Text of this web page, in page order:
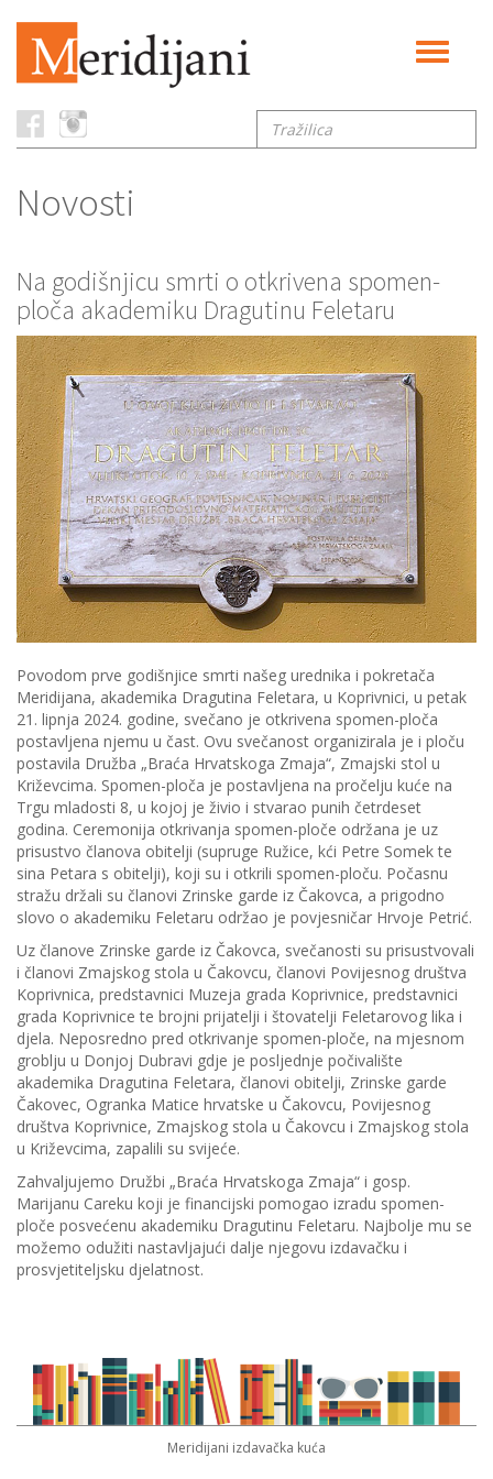
Toggle
Tražilica
Novosti
Na godišnjicu smrti o otkrivena spomen-
ploča akademiku Dragutinu Feletaru
Povodom prve godišnjice smrti našeg urednika i pokretača
Meridijana, akademika Dragutina Feletara, u Koprivnici, u petak
21. lipnja 2024. godine, svečano je otkrivena spomen-ploča
postavljena njemu u čast. Ovu svečanost organizirala je i ploču
postavila Družba „Braća Hrvatskoga Zmaja“, Zmajski stol u
Križevcima. Spomen-ploča je postavljena na pročelju kuće na
Trgu mladosti 8, u kojoj je živio i stvarao punih četrdeset
godina. Ceremonija otkrivanja spomen-ploče održana je uz
prisustvo članova obitelji (supruge Ružice, kći Petre Somek te
sina Petara s obitelji), koji su i otkrili spomen-ploču. Počasnu
stražu držali su članovi Zrinske garde iz Čakovca, a prigodno
slovo o akademiku Feletaru održao je povjesničar Hrvoje Petrić.
Uz članove Zrinske garde iz Čakovca, svečanosti su prisustvovali
i članovi Zmajskog stola u Čakovcu, članovi Povijesnog društva
Koprivnica, predstavnici Muzeja grada Koprivnice, predstavnici
grada Koprivnice te brojni prijatelji i štovatelji Feletarovog lika i
djela. Neposredno pred otkrivanje spomen-ploče, na mjesnom
groblju u Donjoj Dubravi gdje je posljednje počivalište
akademika Dragutina Feletara, članovi obitelji, Zrinske garde
Čakovec, Ogranka Matice hrvatske u Čakovcu, Povijesnog
društva Koprivnice, Zmajskog stola u Čakovcu i Zmajskog stola
u Križevcima, zapalili su svijeće.
Zahvaljujemo Družbi „Braća Hrvatskoga Zmaja“ i gosp.
Marijanu Careku koji je financijski pomogao izradu spomen-
ploče posvećenu akademiku Dragutinu Feletaru. Najbolje mu se
možemo odužiti nastavljajući dalje njegovu izdavačku i
prosvjetiteljsku djelatnost.
Meridijani izdavačka kuća